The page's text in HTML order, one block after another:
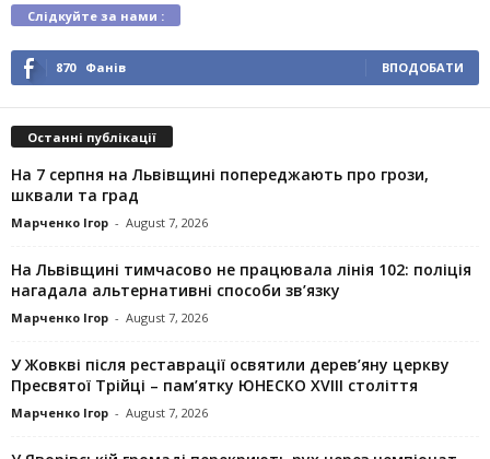
Слідкуйте за нами :
870 Фанів ВПОДОБАТИ
Останні публікації
На 7 серпня на Львівщині попереджають про грози,
шквали та град
Марченко Ігор - August 7, 2026
На Львівщині тимчасово не працювала лінія 102: поліція
нагадала альтернативні способи зв’язку
Марченко Ігор - August 7, 2026
У Жовкві після реставрації освятили дерев’яну церкву
Пресвятої Трійці – пам’ятку ЮНЕСКО XVIII століття
Марченко Ігор - August 7, 2026